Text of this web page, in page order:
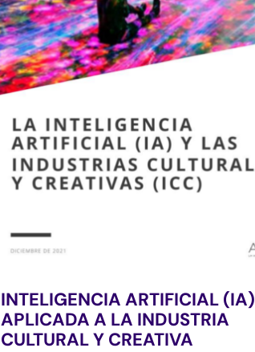
INTELIGENCIA ARTIFICIAL (IA)
APLICADA A LA INDUSTRIA
CULTURAL Y CREATIVA